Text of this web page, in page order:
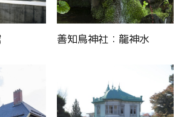
善知鳥神社：龍神水